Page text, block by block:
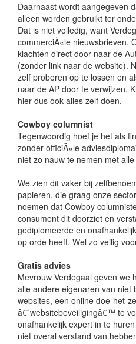
Daarnaast wordt aangegeven
alleen worden gebruikt ter
Dat is niet volledig, want
commerciÃ«le nieuwsbrieven.
klachten direct door naar de
(zonder link naar de website).
zelf proberen op te lossen en
naar de AP door te verwijzen.
hier dus ook alles zelf doen.
Cowboy columnist
Tegenwoordig hoef je het als
zonder officiÃ«le
niet zo nauw te nemen met
We zien dit vaker bij
papieren, die graag onze
noemen dat Cowboy
consument dit doorziet en
gediplomeerde en
op orde heeft. Wel zo veilig
Gratis advies
Mevrouw Verdegaal geven we
alle andere eigenaren van niet
websites, een online doe-het-
â€˜websitebeveiligingâ€™ te
onafhankelijk expert in te
niet overal verstand van